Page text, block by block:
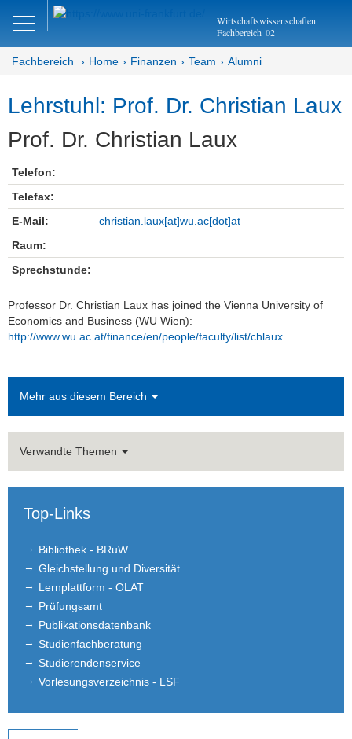
Wirtschaftswissenschaften
Fachbereich 02
DE Close
Finanzen
Home
Team
Professoren
Honorar-Professoren
Postdocs
Verwaltung
Alumni
Studium
Forschung
Seminar
Einrichtungen
Impressum
News Archiv
Fachbereich Home Finanzen Team Alumni
Lehrstuhl: Prof. Dr. Christian Laux
Prof. Dr. Christian Laux
Telefon:
Telefax:
E-Mail:
christian.laux[at]wu.ac[dot]at
Raum:
Sprechstunde:
Professor Dr. Christian Laux has joined the Vienna University of
Economics and Business (WU Wien):
http://www.wu.ac.at/finance/en/people/faculty/list/chlaux
Mehr aus diesem Bereich
Verwandte Themen
Top-Links
Bibliothek - BRuW
Gleichstellung und Diversität
Lernplattform - OLAT
Prüfungsamt
Publikationsdatenbank
Studienfachberatung
Studierendenservice
Vorlesungsverzeichnis - LSF